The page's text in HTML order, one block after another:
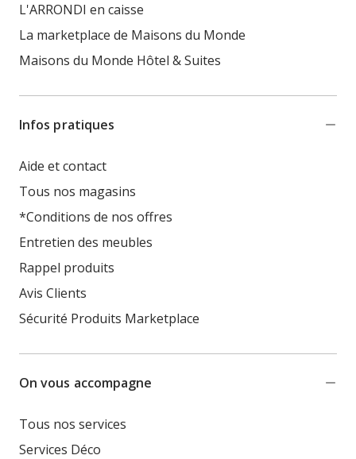
L'ARRONDI en caisse
La marketplace de Maisons du Monde
Maisons du Monde Hôtel & Suites
Infos pratiques
Aide et contact
Tous nos magasins
*Conditions de nos offres
Entretien des meubles
Rappel produits
Avis Clients
Sécurité Produits Marketplace
On vous accompagne
Tous nos services
Services Déco